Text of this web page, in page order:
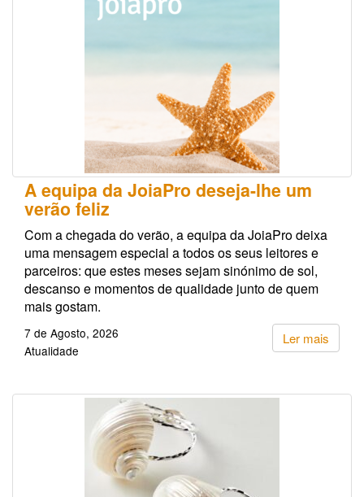
A equipa da JoiaPro deseja-lhe um
verão feliz
Com a chegada do verão, a equipa da JoiaPro deixa
uma mensagem especial a todos os seus leitores e
parceiros: que estes meses sejam sinónimo de sol,
descanso e momentos de qualidade junto de quem
mais gostam.
Ler mais
7 de Agosto, 2026
Atualidade